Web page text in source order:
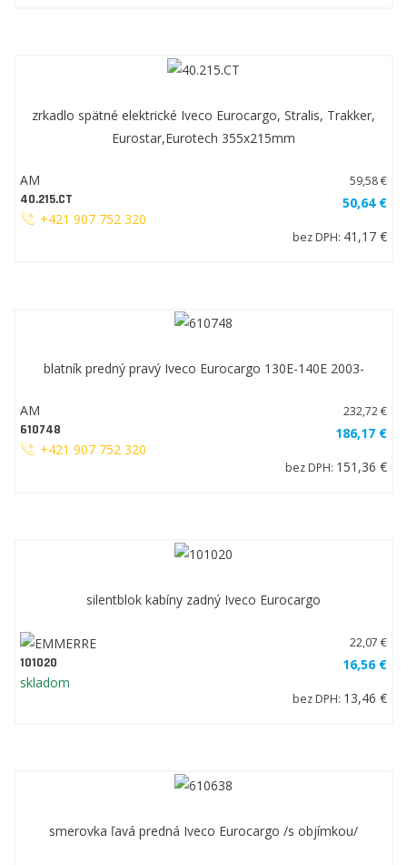
zrkadlo spätné elektrické Iveco Eurocargo, Stralis, Trakker,
Eurostar,Eurotech 355x215mm
AM
40.215.CT
+421 907 752 320
59,58 €
50,64 €
bez DPH: 41,17 €
blatník predný pravý Iveco Eurocargo 130E-140E 2003-
AM
610748
+421 907 752 320
232,72 €
186,17 €
bez DPH: 151,36 €
silentblok kabíny zadný Iveco Eurocargo
101020
skladom
22,07 €
16,56 €
bez DPH: 13,46 €
smerovka ľavá predná Iveco Eurocargo /s objímkou/